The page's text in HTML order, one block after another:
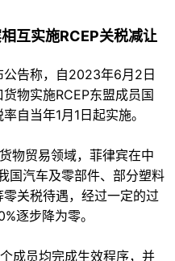
互实施RCEP关税减让
公告称，自2023年6月2日
物实施RCEP东盟成员国
自当年1月1日起实施。
物贸易领域，菲律宾在中
国汽车及零部件、部分塑料
关税待遇，经过一定的过
逐步降为零。
成员均完成生效程序，并